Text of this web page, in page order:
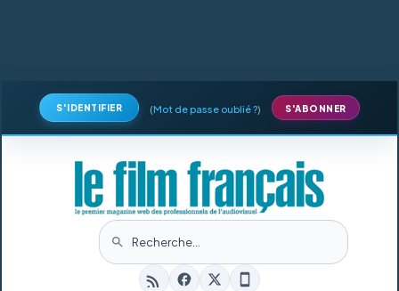
S'IDENTIFIER (Mot de passe oublié ?) S'ABONNER